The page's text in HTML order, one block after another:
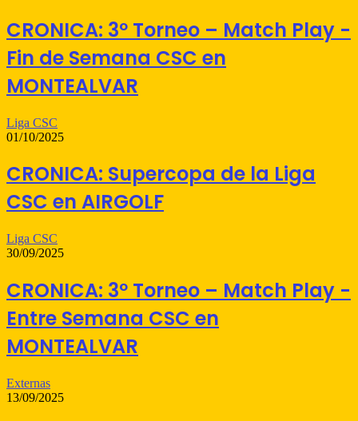
CRONICA: 3º Torneo – Match Play -
Fin de Semana CSC en
MONTEALVAR
Liga CSC
01/10/2025
CRONICA: Supercopa de la Liga
CSC en AIRGOLF
Liga CSC
30/09/2025
CRONICA: 3º Torneo – Match Play -
Entre Semana CSC en
MONTEALVAR
Externas
13/09/2025